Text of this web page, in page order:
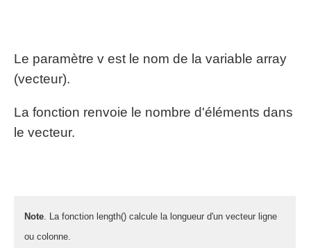
Le paramètre v est le nom de la variable array
(vecteur).
La fonction renvoie le nombre d'éléments dans
le vecteur.
Note. La fonction length() calcule la longueur d'un vecteur ligne
ou colonne.